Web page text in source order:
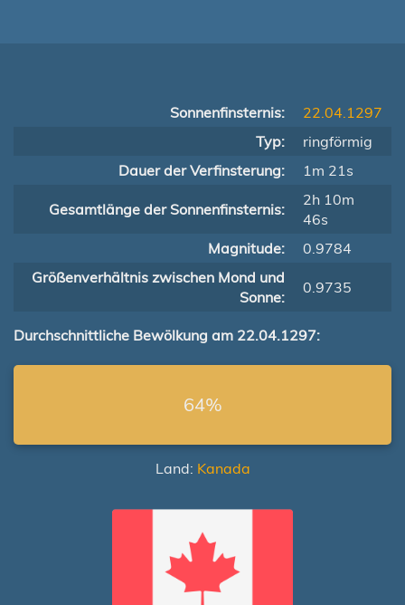
Sonnenfinsternis:
22.04.1297
Typ:
ringförmig
Dauer der Verfinsterung:
1m 21s
Gesamtlänge der Sonnenfinsternis:
2h 10m
46s
Magnitude:
0.9784
Größenverhältnis zwischen Mond und
Sonne:
0.9735
Durchschnittliche Bewölkung am 22.04.1297:
64%
Land: Kanada